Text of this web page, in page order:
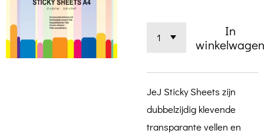
In
JeJ Sticky Sheets zijn
dubbelzijdig klevende
transparante vellen en